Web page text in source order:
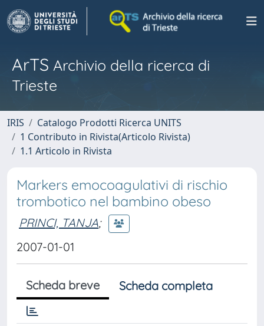
ArTS Archivio della ricerca di
Trieste
IRIS
Catalogo Prodotti Ricerca UNITS
1 Contributo in Rivista(Articolo Rivista)
1.1 Articolo in Rivista
Markers emocoagulativi di rischio
trombotico nel bambino obeso
PRINCI, TANJA;
2007-01-01
Scheda breve Scheda completa